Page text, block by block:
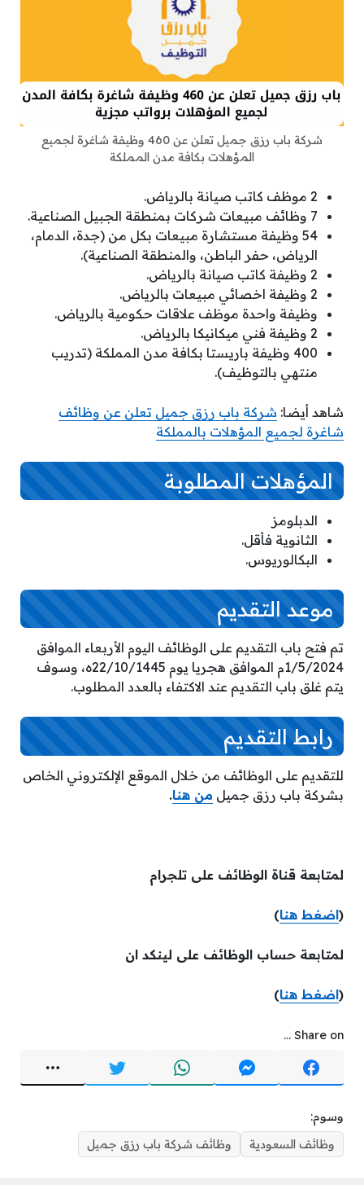
شركة باب رزق جميل تعلن عن 460 وظيفة شاغرة لجميع
المؤهلات بكافة مدن المملكة
2 موظف كاتب صيانة بالرياض.
7 وظائف مبيعات شركات بمنطقة الجبيل الصناعية.
54 وظيفة مستشارة مبيعات بكل من (جدة، الدمام،
الرياض، حفر الباطن، والمنطقة الصناعية).
2 وظيفة كاتب صيانة بالرياض.
2 وظيفة اخصائي مبيعات بالرياض.
وظيفة واحدة موظف علاقات حكومية بالرياض.
2 وظيفة فني ميكانيكا بالرياض.
400 وظيفة باريستا بكافة مدن المملكة (تدريب
منتهي بالتوظيف).
شاهد أيضا: شركة باب رزق جميل تعلن عن وظائف
شاغرة لجميع المؤهلات بالمملكة
المؤهلات المطلوبة
الدبلومز
الثانوية فأقل.
البكالوريوس.
موعد التقديم
تم فتح باب التقديم على الوظائف اليوم الأربعاء الموافق
1/5/2024م الموافق هجريا يوم 22/10/1445ه، وسوف
يتم غلق باب التقديم عند الاكتفاء بالعدد المطلوب.
رابط التقديم
للتقديم على الوظائف من خلال الموقع الإلكتروني الخاص
بشركة باب رزق جميل من هنا.
لمتابعة قناة الوظائف على تلجرام
(اضغط هنا)
لمتابعة حساب الوظائف على لينكد ان
(اضغط هنا)
Share on ...
وسوم:
وظائف السعودية
وظائف شركة باب رزق جميل